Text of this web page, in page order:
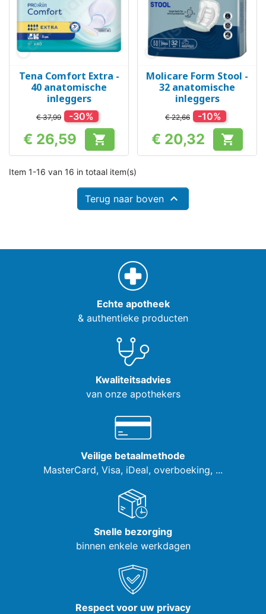
Tena Comfort Extra -
40 anatomische
inleggers
€ 37,99 -30%
Prijs
€ 26,59 
Molicare Form Stool -
32 anatomische
inleggers
€ 22,66 -10%
Prijs
€ 20,32 
Item 1-16 van 16 in totaal item(s)
Terug naar boven 
Echte apotheek
& authentieke producten
Kwaliteitsadvies
van onze apothekers
Veilige betaalmethode
MasterCard, Visa, iDeal, overboeking, ...
Snelle bezorging
binnen enkele werkdagen
Respect voor uw privacy